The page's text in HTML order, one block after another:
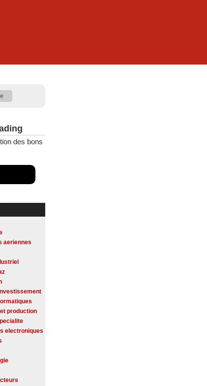
des bons
aeriennes
production
electroniques